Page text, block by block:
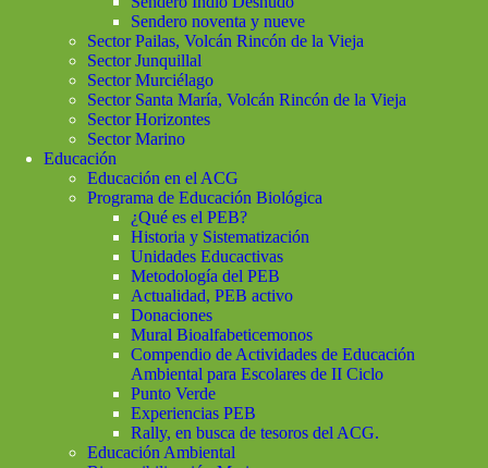
Sendero noventa y nueve
Sector Pailas, Volcán Rincón de la Vieja
Sector Junquillal
Sector Murciélago
Sector Santa María, Volcán Rincón de la Vieja
Sector Horizontes
Sector Marino
Educación
Educación en el ACG
Programa de Educación Biológica
¿Qué es el PEB?
Historia y Sistematización
Unidades Educactivas
Metodología del PEB
Actualidad, PEB activo
Donaciones
Mural Bioalfabeticemonos
Compendio de Actividades de Educación
Ambiental para Escolares de II Ciclo
Punto Verde
Experiencias PEB
Rally, en busca de tesoros del ACG.
Educación Ambiental